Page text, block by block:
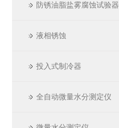
防锈油脂盐雾腐蚀试验器
液相锈蚀
投入式制冷器
全自动微量水分测定仪